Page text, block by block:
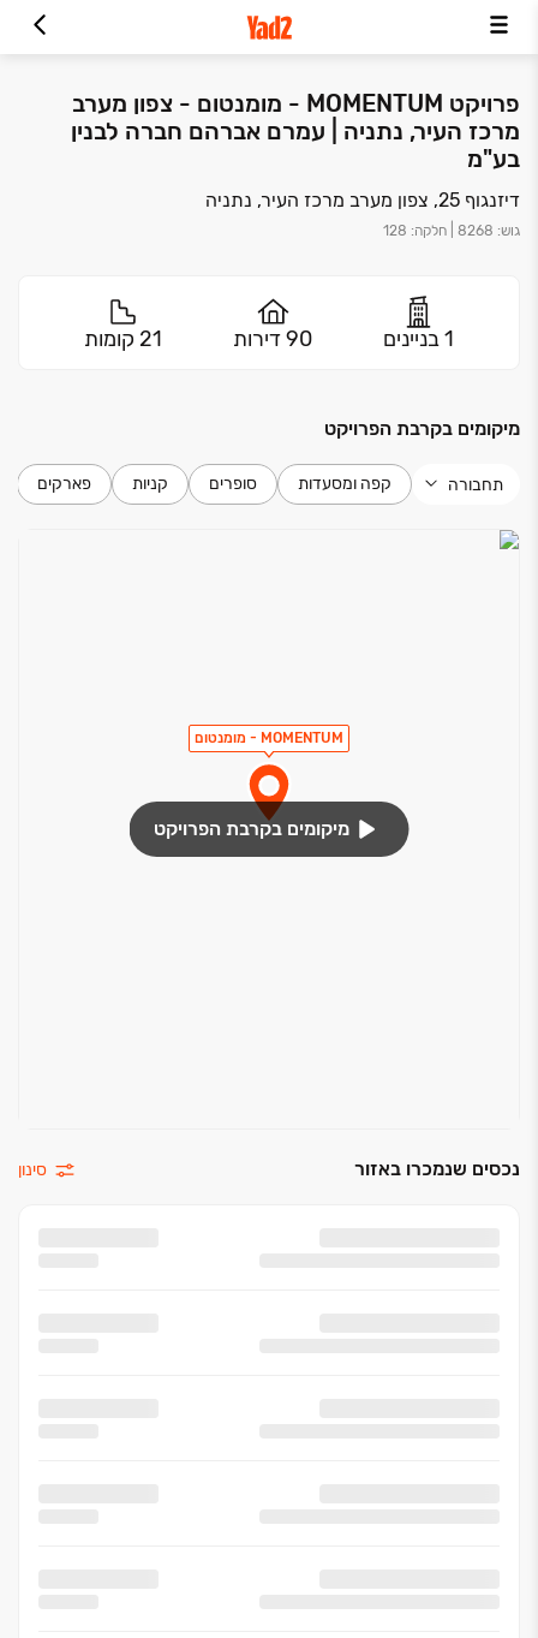
פרויקט MOMENTUM - מומנטום - צפון מערב
מרכז העיר, נתניה | עמרם אברהם חברה לבנין
בע"מ
דיזנגוף 25, צפון מערב מרכז העיר, נתניה
גוש:
8268 חלקה:
128
1 בניינים 90 דירות 21 קומות
מיקומים בקרבת הפרויקט
תחבורה קפה ומסעדות סופרים קניות פארקים
MOMENTUM - מומנטום
מיקומים בקרבת הפרויקט
נכסים שנמכרו באזור סינון